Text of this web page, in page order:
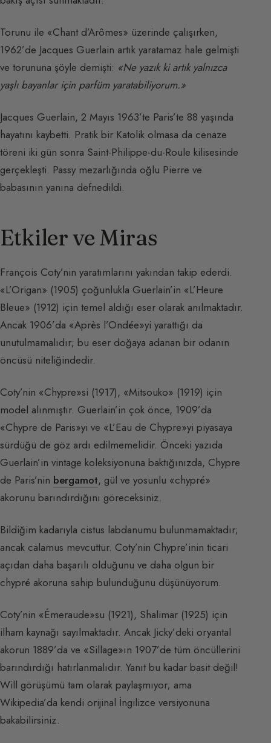
Torunu ile «Chant d’Arômes» üzerinde çalışırken,
1962’de Jacques Guerlain artık yaratamaz hale gelmişti
ve torununa şöyle demişti: «Ne yazık ki artık yalnızca
yaşlı bayanlar için parfüm yaratabiliyorum.»
Jacques Guerlain, 2 Mayıs 1963’te Paris’te 88 yaşında
hayatını kaybetti. Pratik bir Katolik olmasa da cenaze
töreni iki gün sonra Saint-Philippe-du-Roule kilisesinde
gerçekleşti. Passy mezarlığında oğlu Pierre ve
babasının yanına defnedildi.
Etkiler ve Miras
François Coty’nin yaratımlarını yakından takip ederdi.
«L’Origan» (1905) çoğunlukla Guerlain’in «L’Heure
Bleue» (1912) için temel aldığı eser olarak anılmaktadır.
Ancak 1906’da «Après l’Ondée»yi yarattığı da
unutulmamalıdır; bu eser doğaya adanan bir odanın
öncüsü niteliğindedir.
Coty’nin «Chypre»si (1917), «Mitsouko» (1919) için
model alınmıştır. Guerlain’in çok önce, 1909’da
«Chypre de Paris»yi ve «L’Eau de Chypre»yi piyasaya
sürdüğü de göz ardı edilmemelidir. Önceki yazıda
Guerlain’in vintage koleksiyonuna baktığınızda, Chypre
de Paris’nin bergamot, gül ve yosunlu «chypré»
akorunu barındırdığını göreceksiniz.
Bildiğim kadarıyla cistus labdanumu bulunmamaktadır;
ancak calamus mevcuttur. Coty’nin Chypre’inin ticari
açıdan daha başarılı olduğunu ve daha olgun bir
chypré akoruna sahip bulunduğunu düşünüyorum.
Coty’nin «Émeraude»su (1921), Shalimar (1925) için
ilham kaynağı sayılmaktadır. Ancak Jicky’deki oryantal
akorun 1889’da ve «Sillage»ın 1907’de tüm öncüllerini
barındırdığı hatırlanmalıdır. Yanıt bu kadar basit değil!
Will görüşümü tam olarak paylaşmıyor; ama
Wikipedia’da kendi orijinal İngilizce versiyonuna
bakabilirsiniz.